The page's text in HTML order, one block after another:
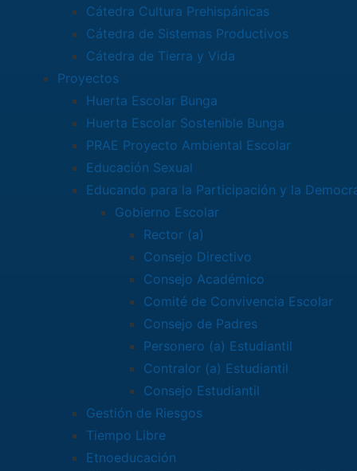
Cátedra Cultura Prehispánicas
Cátedra de Sistemas Productivos
Cátedra de Tierra y Vida
Proyectos
Huerta Escolar Bunga
Huerta Escolar Sostenible Bunga
PRAE Proyecto Ambiental Escolar
Educación Sexual
Educando para la Participación y la
Gobierno Escolar
Rector (a)
Consejo Directivo
Consejo Académico
Comité de Convivencia Escolar
Consejo de Padres
Personero (a) Estudiantil
Contralor (a) Estudiantil
Consejo Estudiantil
Gestión de Riesgos
Tiempo Libre
Etnoeducación